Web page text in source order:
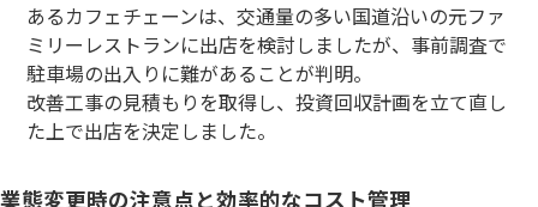
あるカフェチェーンは、交通量の多い国道沿いの元ファ
ミリーレストランに出店を検討しましたが、事前調査で
駐車場の出入りに難があることが判明。
改善工事の見積もりを取得し、投資回収計画を立て直し
た上で出店を決定しました。
業態変更時の注意点と効率的なコスト管理